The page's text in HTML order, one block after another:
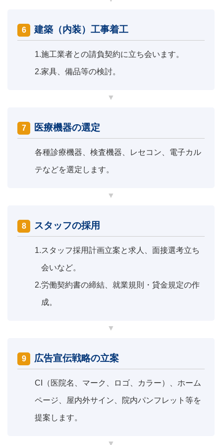
6 建築（内装）工事着工
1.施工業者との請負契約に立ち会います。
2.家具、備品等の検討。
7 医療機器の選定
各種診療機器、検査機器、レセコン、電子カル
テなどを選定します。
8 スタッフの採用
1.スタッフ採用計画立案と求人、面接選考立ち
会いなど。
2.労働契約書の締結、就業規則・貸金規定の作
成。
9 広告宣伝戦略の立案
CI（医院名、マーク、ロゴ、カラー）、ホーム
ページ、屋内外サイン、院内パンフレット等を
提案します。